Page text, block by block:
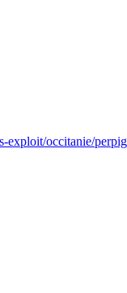
exploit/occitanie/